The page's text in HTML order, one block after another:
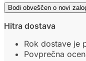
Bodi obveščen o novi
Hitra dostava
Rok dostave je
Povprečna